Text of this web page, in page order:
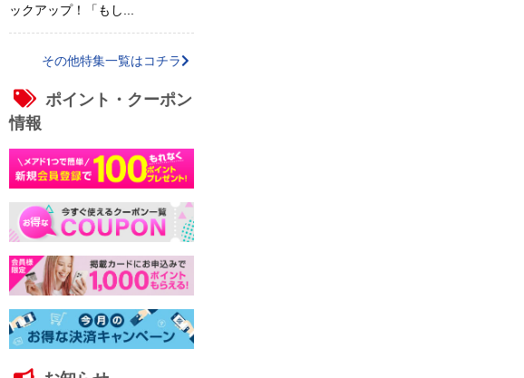
ックアップ！「もし...
その他特集一覧はコチラ
ポイント・クーポン
情報